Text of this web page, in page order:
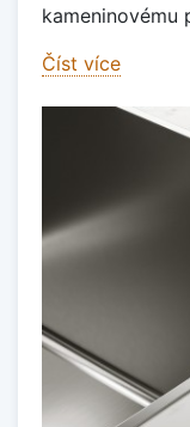
kameninovému
Číst více